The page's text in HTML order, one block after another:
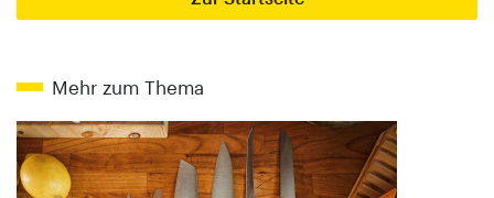
Mehr zum Thema